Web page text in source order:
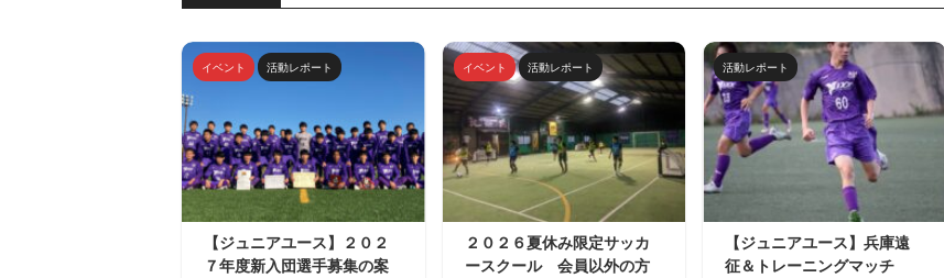
イベント 活動レポート
【ジュニアユース】２０２
７年度新入団選手募集の案
イベント 活動レポート
２０２６夏休み限定サッカ
ースクール 会員以外の方
活動レポート
【ジュニアユース】兵庫遠
征＆トレーニングマッチ